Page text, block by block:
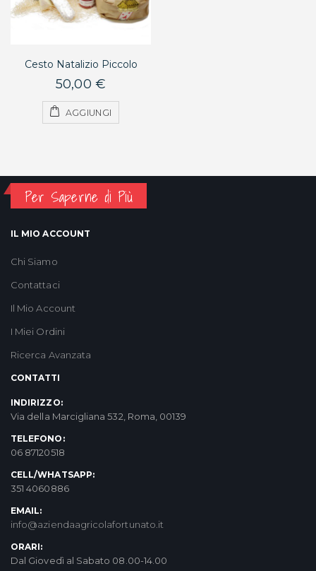
Cesto Natalizio Piccolo
50,00 €
AGGIUNGI
Per Saperne di Più
IL MIO ACCOUNT
Chi Siamo
Contattaci
Il Mio Account
I Miei Ordini
Ricerca Avanzata
CONTATTI
INDIRIZZO:
Via della Marcigliana 532, Roma, 00139
TELEFONO:
06 87120518
CELL/WHATSAPP:
351 4060886
EMAIL:
info@aziendaagricolafortunato.it
ORARI:
Dal Giovedì al Sabato 08.00-14.00